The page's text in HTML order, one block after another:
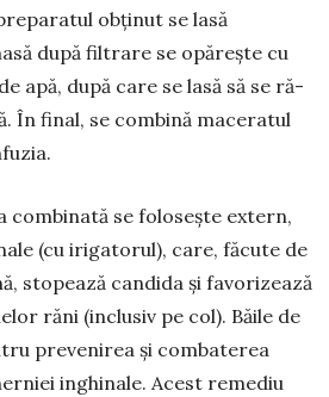
ob­ținut se lasă
du­pă filtrare se opărește cu
apă, după care se lasă să se ră­
În fi­nal, se combină ma­ceratul
com­­binată se folosește ex­tern,
(cu iri­gatorul), care, fă­cute de
stopează can­dida și fa­vo­rizează
răni (inclu­siv pe col). Băile de
prevenirea și com­baterea
inghi­nale. Acest remediu